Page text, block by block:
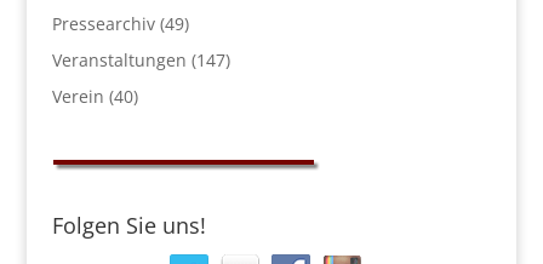
Pressearchiv(49)
Veranstaltungen (147)
Verein (40)
Folgen Sie uns!